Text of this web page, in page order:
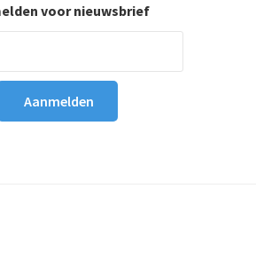
voor nieuwsbrief